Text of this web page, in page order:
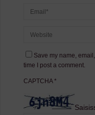
Save my name,
time I post a comment.
CAPTCHA*